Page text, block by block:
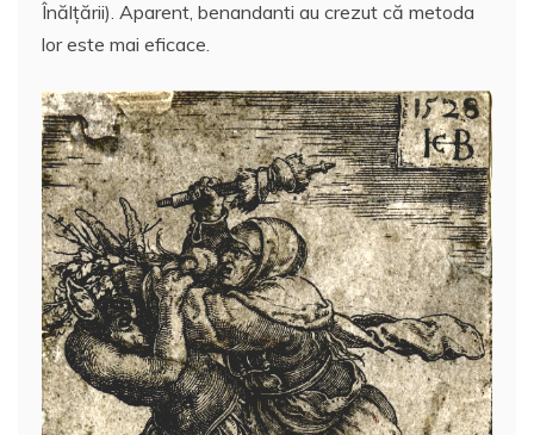
Înălţării). Aparent, benandanti au crezut că metoda
lor este mai eficace.